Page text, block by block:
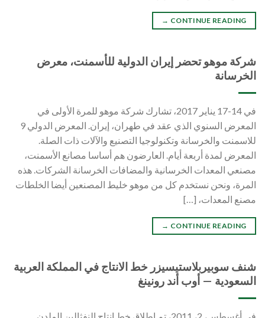
CONTINUE READING
→
شركة موهو تحضر إيران الدولية للأسمنت، معرض
الخرسانة
في 14-17 يناير 2017، تشارك شركة موهو للمرة الأولى في
المعرض السنوي الذي عقد في طهران، إيران. المعرض الدولي 9
للاسمنت والخرسانة وتكنولوجيا التصنيع والآلات ذات الصلة.
المعرض لمدة أربعة أيام. العارضون هم أساسا مصانع الأسمنت،
مصنعي المعدات الخرسانية والمضافات الخرسانة الشركات. هذه
المرة، ونحن نستخدم كل من موهو خليط المصنعين أيضا الخلطات
مصنع المعدات، […]
CONTINUE READING
→
شنف سوبيربلاستيسيزر خط الانتاج في المملكة العربية
السعودية — أوب أند رونينغ